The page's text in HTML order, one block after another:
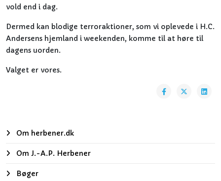
vold end i dag.
Dermed kan blodige terroraktioner, som vi oplevede i H.C.
Andersens hjemland i weekenden, komme til at høre til
dagens uorden.
Valget er vores.
Om herbener.dk
Om J.-A.P. Herbener
Bøger